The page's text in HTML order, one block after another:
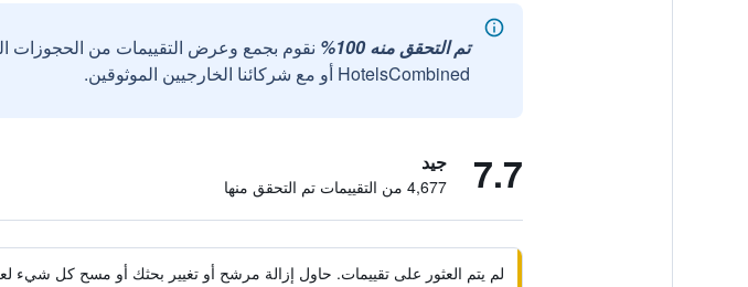
تم التحقق منه 100%
نقوم بجمع وعرض التقييمات من الحجوزات
HotelsCombined أو مع شركائنا الخارجيين الموثوقين.
7.7 جيد
4,677 من التقييمات تم التحقق منها
لم يتم العثور على تقييمات. حاول إزالة مرشح أو تغيير بحثك أو مسح كل شيء